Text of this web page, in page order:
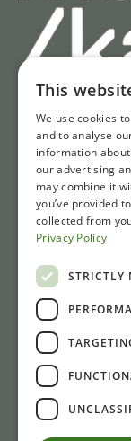
Liens rapides
Horaires
IAccès et Parking
Actualités
Contact
Gasthuisstraat 1
6981 CP Doesburg
+31 (0)313 471410
En cas d'absence
This
We use cookies
and to analyse
information
our advertising
may combine it
you’ve provided
collected from
Privacy Policy
STRICTLY